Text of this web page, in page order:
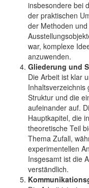
insbesondere bei
der praktischen
der Methoden
war, komplexe
anzuwenden.
Gliederung und
Die Arbeit ist klar
Inhaltsverzeichnis
Struktur und die
aufeinander auf.
Hauptkapitel, die
theoretische Teil
Thema Zufall,
experimentellen
Insgesamt ist die
verständlich.